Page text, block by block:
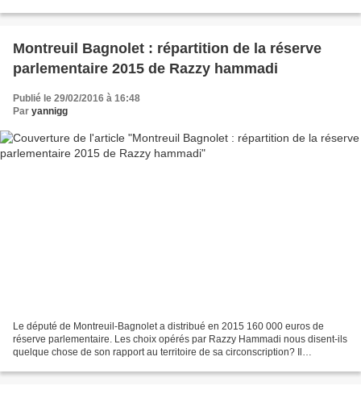
Montreuil Bagnolet : répartition de la réserve
parlementaire 2015 de Razzy hammadi
Publié le 29/02/2016 à 16:48
Par yannigg
Le député de Montreuil-Bagnolet a distribué en 2015 160 000 euros de
réserve parlementaire. Les choix opérés par Razzy Hammadi nous disent-ils
quelque chose de son rapport au territoire de sa circonscription? Il